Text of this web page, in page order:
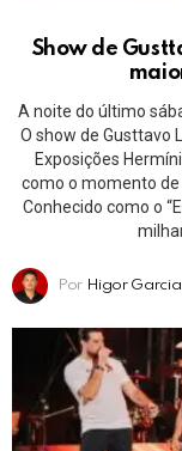
Show de
A noite do último
O show de Gusttavo
Exposições
como o momento
Conhecido como o
Por Higor Garcia